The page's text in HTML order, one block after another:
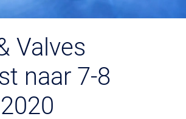
Valves
naar 7-8